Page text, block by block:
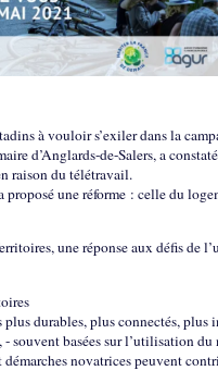
à vouloir s’exiler dans la
d’Anglards-de-Salers, a
raison du télétravail.
proposé une réforme : celle du
une réponse aux défis de
durables, plus connectés,
souvent basées sur l’utilisation
novatrices peuvent